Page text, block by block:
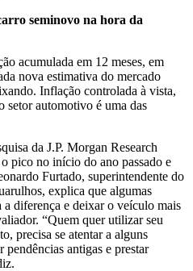
seminovo na hora da
acumulada em 12 meses, em
nova estimativa do mercado
Inflação controlada à vista,
setor automotivo é uma das
da J.P. Morgan Research
pico no início do ano passado e
Furtado, superintendente do
explica que algumas
diferença e deixar o veículo mais
“Quem quer utilizar seu
precisa se atentar a alguns
pendências antigas e prestar